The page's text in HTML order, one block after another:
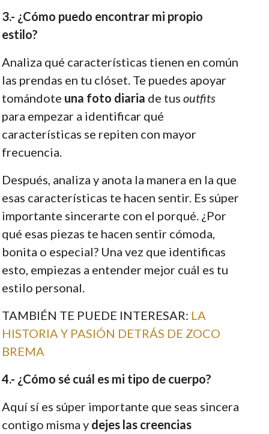
3.- ¿Cómo puedo encontrar mi propio
estilo?
Analiza qué características tienen en común
las prendas en tu clóset. Te puedes apoyar
tomándote una foto diaria de tus outfits
para empezar a identificar qué
características se repiten con mayor
frecuencia.
Después, analiza y anota la manera en la que
esas características te hacen sentir. Es súper
importante sincerarte con el porqué. ¿Por
qué esas piezas te hacen sentir cómoda,
bonita o especial? Una vez que identificas
esto, empiezas a entender mejor cuál es tu
estilo personal.
TAMBIÉN TE PUEDE INTERESAR: LA
HISTORIA Y PASIÓN DETRÁS DE ZOCO
BREMA
4.- ¿Cómo sé cuál es mi tipo de cuerpo?
Aquí sí es súper importante que seas sincera
contigo misma y dejes las creencias